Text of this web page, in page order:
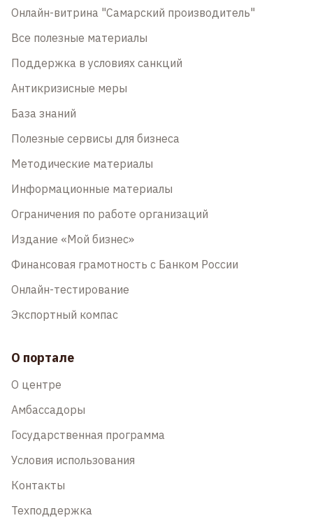
Онлайн-витрина "Самарский производитель"
Все полезные материалы
Поддержка в условиях санкций
Антикризисные меры
База знаний
Полезные сервисы для бизнеса
Методические материалы
Информационные материалы
Ограничения по работе организаций
Издание «Мой бизнес»
Финансовая грамотность с Банком России
Онлайн-тестирование
Экспортный компас
О портале
О центре
Амбассадоры
Государственная программа
Условия использования
Контакты
Техподдержка